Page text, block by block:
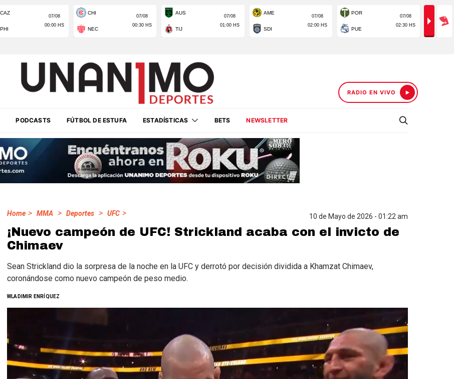
RADIO EN VIVO
PODCASTS FÚTBOL DE ESTUFA ESTADÍSTICAS BETS NEWSLETTER
Home > MMA > Deportes > UFC > 10 de Mayo de 2026 - 01:22 am
¡Nuevo campeón de UFC! Strickland acaba con el invicto de
Chimaev
Sean Strickland dio la sorpresa de la noche en la UFC y derrotó por decisión dividida a Khamzat Chimaev,
coronándose como nuevo campeón de peso medio.
WLADIMIR ENRÍQUEZ